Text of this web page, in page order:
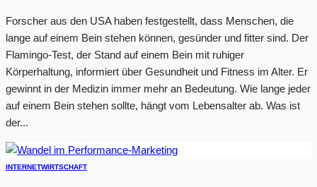
Forscher aus den USA haben festgestellt, dass Menschen, die
lange auf einem Bein stehen können, gesünder und fitter sind. Der
Flamingo-Test, der Stand auf einem Bein mit ruhiger
Körperhaltung, informiert über Gesundheit und Fitness im Alter. Er
gewinnt in der Medizin immer mehr an Bedeutung. Wie lange jeder
auf einem Bein stehen sollte, hängt vom Lebensalter ab. Was ist
der...
INTERNETWIRTSCHAFT